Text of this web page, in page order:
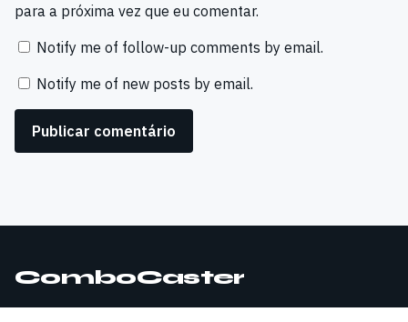
para a próxima vez que eu comentar.
Notify me of follow-up comments by email.
Notify me of new posts by email.
ComboCaster